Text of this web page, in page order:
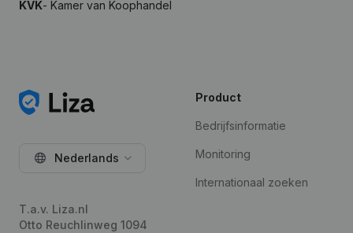
KVK- Kamer van Koophandel
Nederlands
T.a.v. Liza.nl
Otto Reuchlinweg 1094
Product
Bedrijfsinformatie
Monitoring
Internationaal zoeken